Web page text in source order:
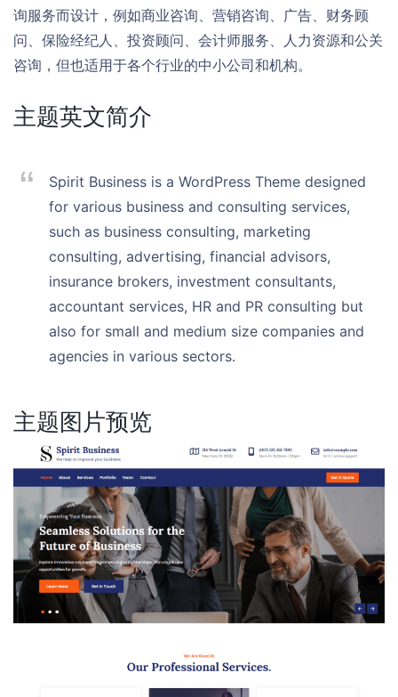
询服务而设计，例如商业咨询、营销咨询、广告、财务顾
问、保险经纪人、投资顾问、会计师服务、人力资源和公关
咨询，但也适用于各个行业的中小公司和机构。
主题英文简介
Spirit Business is a WordPress Theme designed
for various business and consulting services,
such as business consulting, marketing
consulting, advertising, financial advisors,
insurance brokers, investment consultants,
accountant services, HR and PR consulting but
also for small and medium size companies and
agencies in various sectors.
主题图片预览